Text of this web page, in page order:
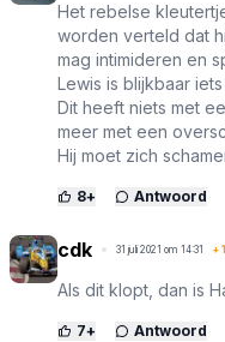
Het rebelse
worden verteld dat
mag intimideren en
Lewis is blijkbaar
Dit heeft niets met
meer met een
Hij moet zich
8+ Antwoord
cdk 31 juli 2021 om 14:31 +
Als dit klopt, dan is
7+ Antwoord